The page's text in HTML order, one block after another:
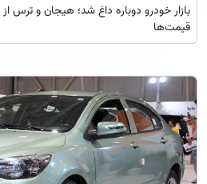
بازار خودرو دوباره داغ شد؛ هیجان و
قیمت‌ها